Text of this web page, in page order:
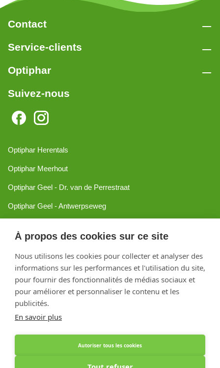
À propos des cookies sur ce site
Nous utilisons les cookies pour collecter et analyser des
informations sur les performances et l'utilisation du site,
pour fournir des fonctionnalités de médias sociaux et
pour améliorer et personnaliser le contenu et les
publicités.
En savoir plus
Autoriser tous les cookies
Contact
Service-clients
Optiphar
Suivez-nous
Optiphar Herentals
Optiphar Meerhout
Optiphar Geel - Dr. van de Perrestraat
Optiphar Geel - Antwerpseweg
Optiphar Mol
Créé avec Shopware